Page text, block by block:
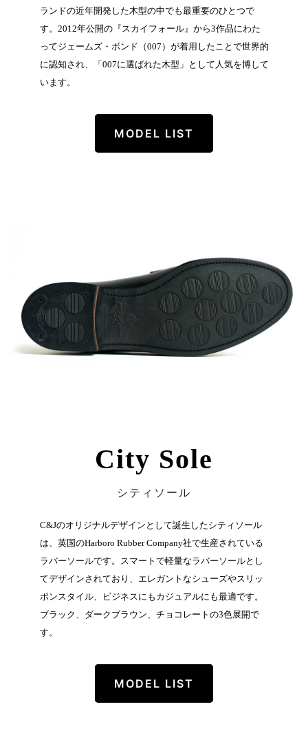
ランドの近年開発した木型の中でも最重要のひとつで
す。2012年公開の『スカイフォール』から3作品にわた
ってジェームズ・ボンド（007）が着用したことで世界的
に認知され、「007に選ばれた木型」として人気を博して
います。
MODEL LIST
City Sole
シティソール
C&Jのオリジナルデザインとして誕生したシティソール
は、英国のHarboro Rubber Company社で生産されている
ラバーソールです。スマートで軽量なラバーソールとし
てデザインされており、エレガントなシューズやスリッ
ポンスタイル、ビジネスにもカジュアルにも最適です。
ブラック、ダークブラウン、チョコレートの3色展開で
す。
MODEL LIST